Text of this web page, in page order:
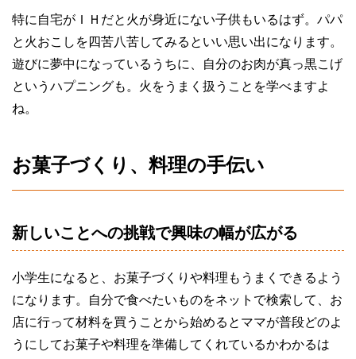
特に自宅がＩＨだと火が身近にない子供もいるはず。パパ
と火おこしを四苦八苦してみるといい思い出になります。
遊びに夢中になっているうちに、自分のお肉が真っ黒こげ
というハプニングも。火をうまく扱うことを学べますよ
ね。
お菓子づくり、料理の手伝い
新しいことへの挑戦で興味の幅が広がる
小学生になると、お菓子づくりや料理もうまくできるよう
になります。自分で食べたいものをネットで検索して、お
店に行って材料を買うことから始めるとママが普段どのよ
うにしてお菓子や料理を準備してくれているかわかるは